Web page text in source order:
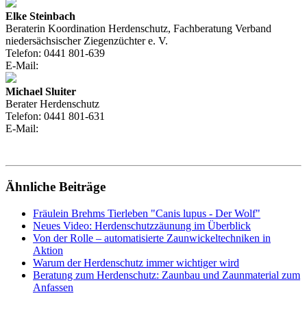
Elke Steinbach
Beraterin Koordination Herdenschutz, Fachberatung Verband
niedersächsischer Ziegenzüchter e. V.
Telefon: 0441 801-639
E-Mail:
Michael Sluiter
Berater Herdenschutz
Telefon: 0441 801-631
E-Mail:
Ähnliche Beiträge
Fräulein Brehms Tierleben "Canis lupus - Der Wolf"
Neues Video: Herdenschutzzäunung im Überblick
Von der Rolle – automatisierte Zaunwickeltechniken in
Aktion
Warum der Herdenschutz immer wichtiger wird
Beratung zum Herdenschutz: Zaunbau und Zaunmaterial zum
Anfassen